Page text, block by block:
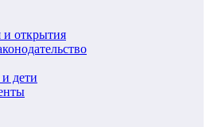
и открытия
дети